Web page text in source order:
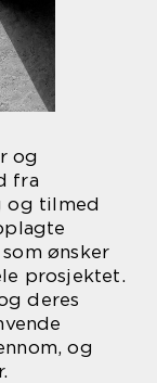
og
fra
og tilmed
ønsker
prosjektet.
deres
og